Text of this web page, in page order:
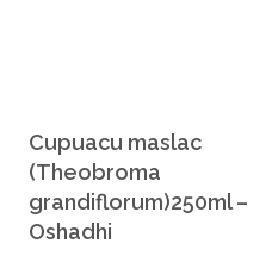
Cupuacu maslac
(Theobroma
grandiflorum)250ml –
Oshadhi